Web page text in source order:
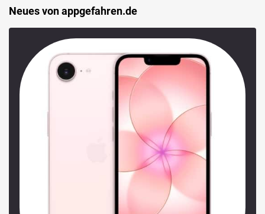
Neues von appgefahren.de